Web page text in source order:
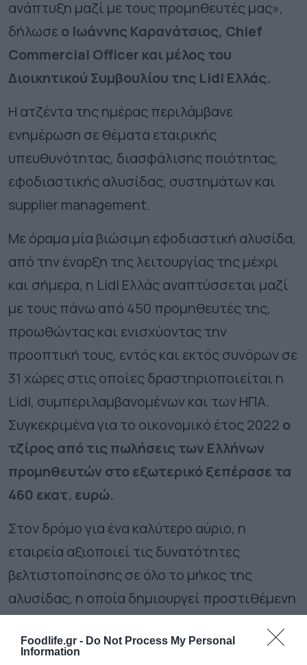
Foodlife.gr - Do Not Process My Personal
Information
ανάπτυξη μαζί με τους προμηθευτές μας»,
δήλωσεο Ιωάννης Καρανάτσιος, Chief
Commercial Officer και μέλος του
Διοικητικού Συμβουλίου της Lidl Ελλάς.
Η ατζέντα της ημέρας περιλάμβανε
ενημέρωση σε θέματα εταιρικής
υπευθυνότητας, διασφάλισης ποιότητας,
εφοδιαστικής αλυσίδας, συστημάτων και
suppliermanagement.
Με όραμα μία βιώσιμη εφοδιαστική αλυσίδα,
από την έναρξη της λειτουργίας της μέχρι
και σήμερα, η Lidl Ελλάς αναπτύσσεται μαζί
με τουςπάνω από 450 προμηθευτέςτης,
προωθώντας και ενισχύοντας την
προοπτική τους, εντός και εκτός συνόρων σε
31 χώρεςστις οποίες δραστηριοποιείται η
Lidl, συμπεριλαμβανομένων και των ΗΠΑ.
Συγκεκριμένα για το οικονομικό έτος 2022 ο
τζίρος από τις πωλήσεις των Ελλήνων
προμηθευτών στο εξωτερικό ξεπέρασε τα
460 εκατ. ευρώ.
Στον δρόμο για ένα καλύτερο αύριο, η
εταιρεία αξιοποιεί τις δυνατότητες
βελτιστοποίησης σε όλο το μήκος της
αλυσίδας, η οποία δημιουργεί προστιθέμενη